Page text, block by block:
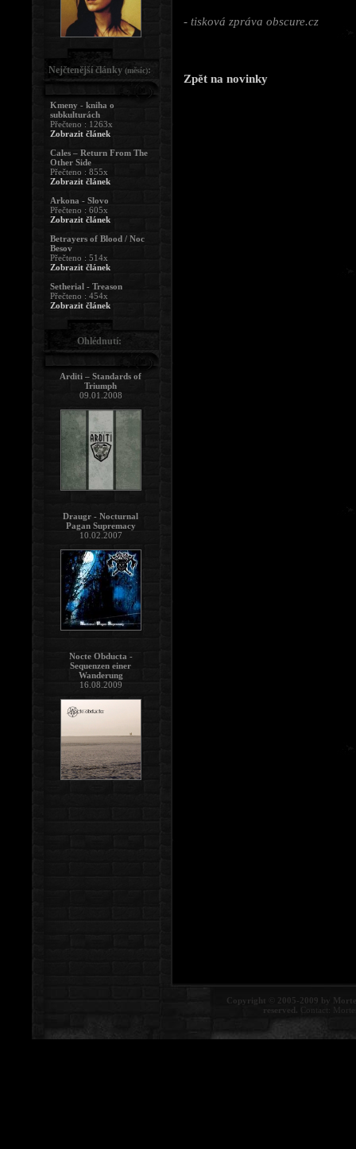
- tisková zpráva obscure.cz
Zpět na novinky
Copyright © 2005-2009 by
reserved. Contact:
Nejčtenější články (měsíc):
Kmeny - kniha o
subkulturách
Přečteno : 1263x
Zobrazit článek
Cales – Return From The
Other Side
Přečteno : 855x
Zobrazit článek
Arkona - Slovo
Přečteno : 605x
Zobrazit článek
Betrayers of Blood / Noc
Besov
Přečteno : 514x
Zobrazit článek
Setherial - Treason
Přečteno : 454x
Zobrazit článek
Ohlédnutí:
Arditi – Standards of
Triumph
09.01.2008
Draugr - Nocturnal
Pagan Supremacy
10.02.2007
Nocte Obducta -
Sequenzen einer
Wanderung
16.08.2009